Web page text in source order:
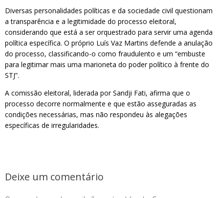
Diversas personalidades políticas e da sociedade civil questionam
a transparência e a legitimidade do processo eleitoral,
considerando que está a ser orquestrado para servir uma agenda
política específica. O próprio Luís Vaz Martins defende a anulação
do processo, classificando-o como fraudulento e um “embuste
para legitimar mais uma marioneta do poder político à frente do
STJ”.
A comissão eleitoral, liderada por Sandji Fati, afirma que o
processo decorre normalmente e que estão asseguradas as
condições necessárias, mas não respondeu às alegações
específicas de irregularidades.
Deixe um comentário